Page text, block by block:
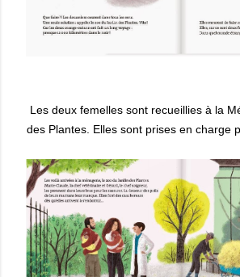
Les deux femelles sont recueillies à la
des Plantes. Elles sont prises en charge